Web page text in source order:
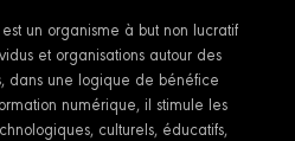
est un organisme à but non lucratif
et organisations autour des
dans une logique de bénéfice
numérique, il stimule les
culturels, éducatifs,